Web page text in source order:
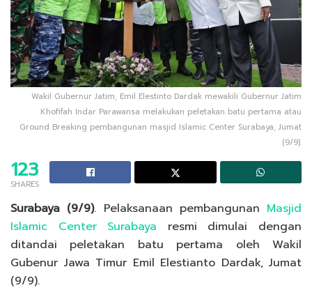
Wakil Gubernur Jatim, Emil Elestinto Dardak mewakili Gubernur Jatim
Khofifah Indar Parawansa melakukan peletakan batu pertama atau
Ground Breaking pembangunan masjid Islamic Center Surabaya, Jumat
(9/9).
123
SHARES
Surabaya (9/9). Pelaksanaan pembangunan Masjid
Islamic Center Surabaya resmi dimulai dengan
ditandai peletakan batu pertama oleh Wakil
Gubenur Jawa Timur Emil Elestianto Dardak, Jumat
(9/9).